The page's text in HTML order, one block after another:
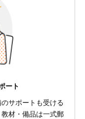
ート
サポートも受ける
材・備品は一式郵